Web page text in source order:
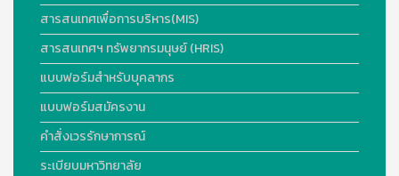
สารสนเทศเพื่อการบริหาร(MIS)
สารสนเทศฯ ทรัพยากรมนุษย์ (HRIS)
แบบฟอร์มสำหรับบุคลากร
แบบฟอร์มสมัครงาน
คำสั่งเวรรักษาการณ์
ระเบียบมหาวิทยาลัย